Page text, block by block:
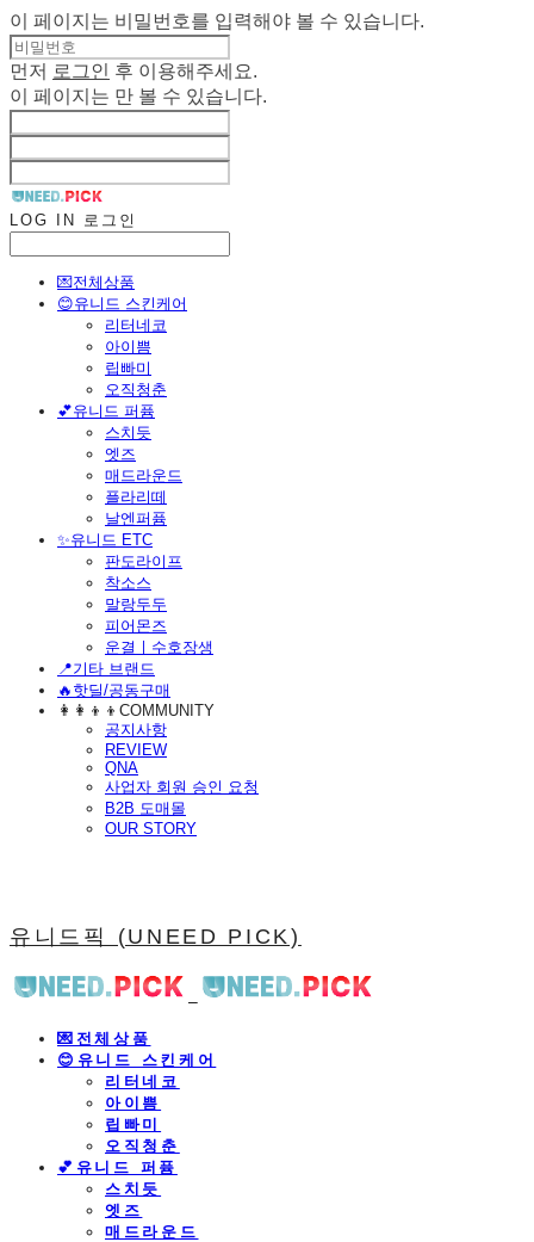
이 페이지는 비밀번호를 입력해야 볼 수 있습니다.
먼저 로그인
후 이용해주세요.
이 페이지는 만 볼 수 있습니다.
LOG IN 로그인
💌전체상품
😊유니드 스킨케어
리터네코
아이쁨
립빠미
오직청춘
💕유니드 퍼퓸
스치듯
엣즈
매드라운드
플라리떼
날엔퍼퓸
​✨유니드 ETC
판도라이프
착소스
말랑두두
피어몬즈
운결ㅣ수호장생
📍기타 브랜드
🔥핫딜/공동구매
👩‍👩‍👦‍👦COMMUNITY
공지사항
REVIEW
QNA
사업자 회원 승인 요청
B2B 도매몰
OUR STORY
유니드픽 (UNEED PICK)
💌전체상품
😊유니드 스킨케어
리터네코
아이쁨
립빠미
오직청춘
💕유니드 퍼퓸
스치듯
엣즈
매드라운드